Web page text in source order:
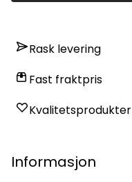
Rask levering
Fast fraktpris
Kvalitetsprodukter
Informasjon